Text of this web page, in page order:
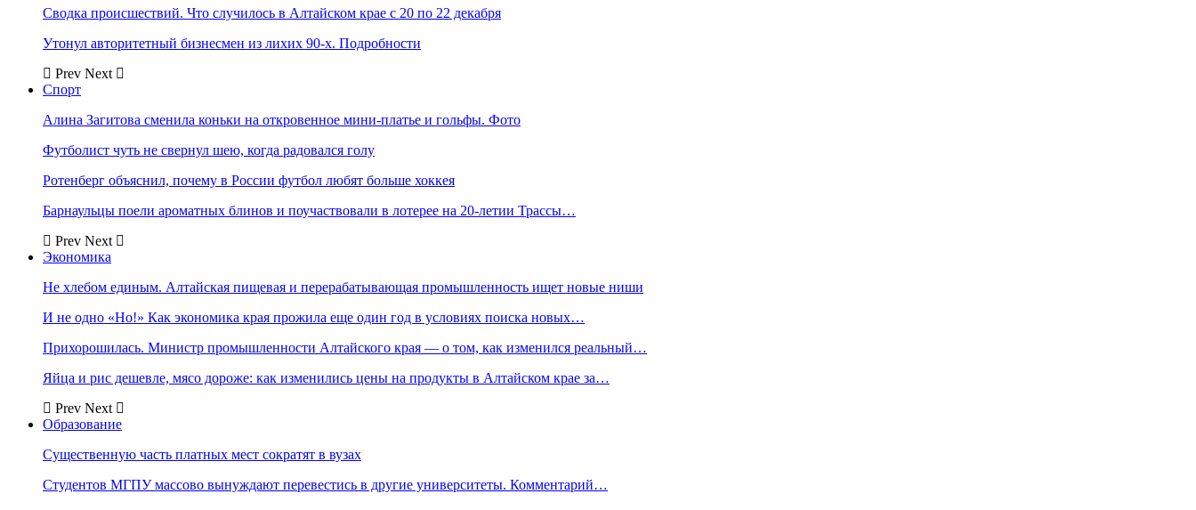
Сводка происшествий. Что случилось в Алтайском крае с 20 по 22 декабря
Утонул авторитетный бизнесмен из лихих 90-х. Подробности
Prev Next
Спорт
Алина Загитова сменила коньки на откровенное мини-платье и гольфы. Фото
Футболист чуть не свернул шею, когда радовался голу
Ротенберг объяснил, почему в России футбол любят больше хоккея
Барнаульцы поели ароматных блинов и поучаствовали в лотерее на 20-летии Трассы…
Prev Next
Экономика
Не хлебом единым. Алтайская пищевая и перерабатывающая промышленность ищет новые ниши
И не одно «Но!» Как экономика края прожила еще один год в условиях поиска новых…
Прихорошилась. Министр промышленности Алтайского края — о том, как изменился реальный…
Яйца и рис дешевле, мясо дороже: как изменились цены на продукты в Алтайском крае за…
Prev Next
Образование
Существенную часть платных мест сократят в вузах
Студентов МГПУ массово вынуждают перевестись в другие университеты. Комментарий…